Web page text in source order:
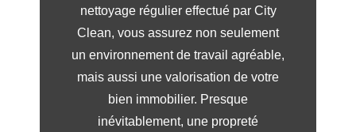
nettoyage régulier effectué par City
Clean, vous assurez non seulement
un environnement de travail agréable,
mais aussi une valorisation de votre
bien immobilier. Presque
inévitablement, une propreté